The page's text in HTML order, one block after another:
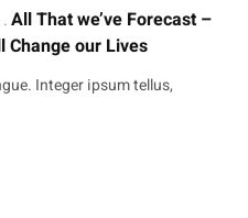
.All That we’ve Forecast –
Change our Lives
Integer ipsum tellus,